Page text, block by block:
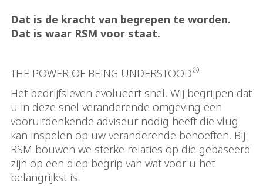
Dat is de kracht van begrepen te worden.
Dat is waar RSM voor staat.
THE POWER OF BEING UNDERSTOOD®
Het bedrijfsleven evolueert snel. Wij begrijpen dat
u in deze snel veranderende omgeving een
vooruitdenkende adviseur nodig heeft die vlug
kan inspelen op uw veranderende behoeften. Bij
RSM bouwen we sterke relaties op die gebaseerd
zijn op een diep begrip van wat voor u het
belangrijkst is.